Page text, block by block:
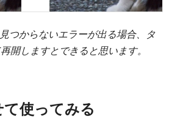
からないエラーが出る場合、タ
開しますとできると思います。
使ってみる